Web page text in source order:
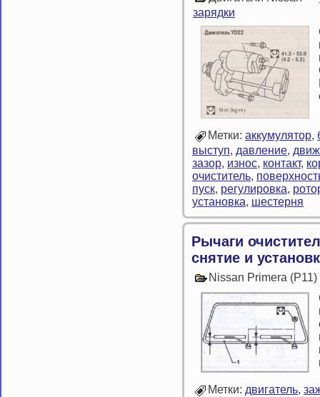
зарядки
Метки: аккумулятор,
выступ, давление,
зазор, износ, контакт,
очиститель,
пуск, регулировка,
установка, шестерня
Рычаги
снятие и
Nissan Primera
Метки: двигатель,